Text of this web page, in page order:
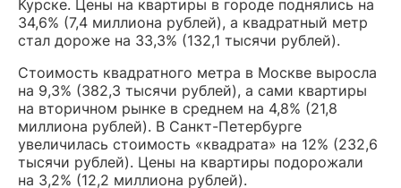
Курске. Цены на квартиры в городе поднялись на
34,6% (7,4 миллиона рублей), а квадратный метр
стал дороже на 33,3% (132,1 тысячи рублей).
Стоимость квадратного метра в Москве выросла
на 9,3% (382,3 тысячи рублей), а сами квартиры
на вторичном рынке в среднем на 4,8% (21,8
миллиона рублей). В Санкт-Петербурге
увеличилась стоимость «квадрата» на 12% (232,6
тысячи рублей). Цены на квартиры подорожали
на 3,2% (12,2 миллиона рублей).